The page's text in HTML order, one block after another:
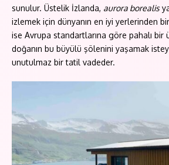
sunulur. Üstelik İzlanda, aurora borealis
izlemek için dünyanın en iyi yerlerinden
ise Avrupa standartlarına göre pahalı bir
doğanın bu büyülü şölenini yaşamak
unutulmaz bir tatil vadeder.